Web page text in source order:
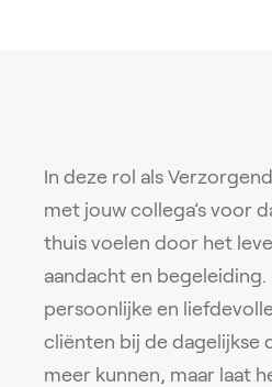
In deze rol als
met jouw collega’s voor
thuis voelen door het
aandacht en
persoonlijke en
cliënten bij de dagelijkse
meer kunnen, maar laat